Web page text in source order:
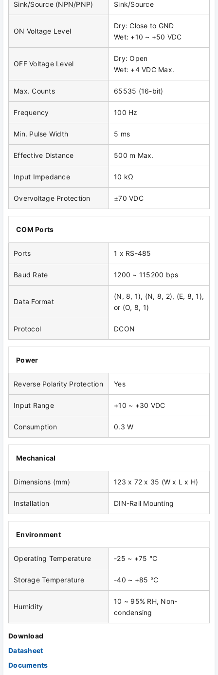
Sink/Source (NPN/PNP) Sink/Source
ON Voltage Level
Dry: Close to GND
Wet: +10 ~ +50 VDC
OFF Voltage Level
Dry: Open
Wet: +4 VDC Max.
Max. Counts 65535 (16-bit)
Frequency 100 Hz
Min. Pulse Width 5 ms
Effective Distance 500 m Max.
Input Impedance 10 kΩ
Overvoltage Protection ±70 VDC
COM Ports
Ports 1 x RS-485
Baud Rate 1200 ~ 115200 bps
Data Format
(N, 8, 1), (N, 8, 2), (E, 8, 1),
or (O, 8, 1)
Protocol DCON
Power
Reverse Polarity Protection Yes
Input Range +10 ~ +30 VDC
Consumption 0.3 W
Mechanical
Dimensions (mm) 123 x 72 x 35 (W x L x H)
Installation DIN-Rail Mounting
Environment
Operating Temperature -25 ~ +75 °C
Storage Temperature -40 ~ +85 °C
Humidity
10 ~ 95% RH, Non-
condensing
Download
Datasheet
Documents